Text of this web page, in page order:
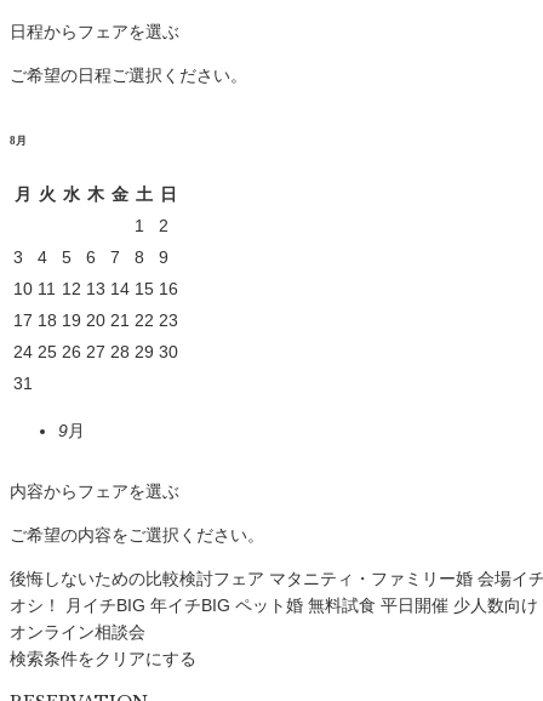
日程からフェアを選ぶ
ご希望の日程ご選択ください。
8月
月 火 水 木 金 土
日
1
2
3
4 5 6 7 8
9
10 11 12 13 14 15 16
17 18 19 20 21 22 23
24 25 26 27 28 29 30
31
9月
内容からフェアを選ぶ
ご希望の内容をご選択ください。
後悔しないための比較検討フェア マタニティ・ファミリー婚 会場イ
オシ！
月イチBIG 年イチBIG ペット婚 無料試食 平日開催 少人数向け
オンライン相談会
検索条件をクリアにする